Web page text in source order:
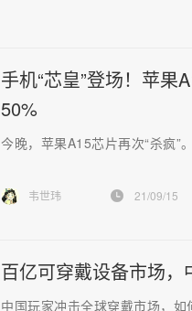
手机“芯皇”登场！苹果
50%
今晚，苹果A15芯片再次“杀疯”。
韦世玮 21/09/15
百亿可穿戴设备市场，
中国玩家冲击全球穿戴市场，如